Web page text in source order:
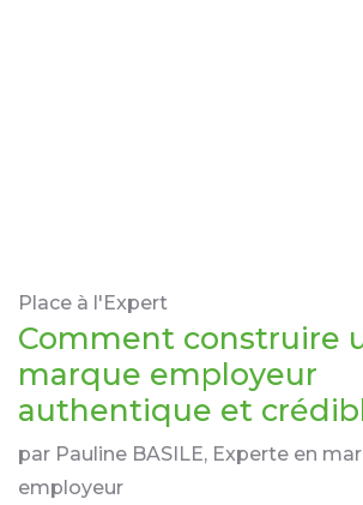
Place à l'Expert
Comment construire
marque employeur
authentique et
par Pauline BASILE, Experte en
employeur